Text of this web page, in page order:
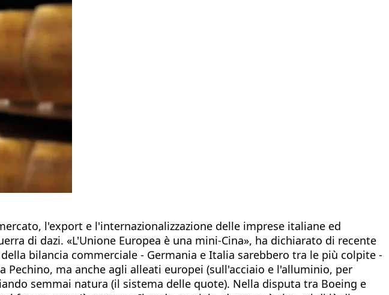
l'export e l'internazionalizzazione delle imprese italiane ed
di dazi. «L'Unione Europea è una mini-Cina», ha dichiarato di recente
bilancia commerciale - Germania e Italia sarebbero tra le più colpite -
ma anche agli alleati europei (sull'acciaio e l'alluminio, per
semmai natura (il sistema delle quote). Nella disputa tra Boeing e